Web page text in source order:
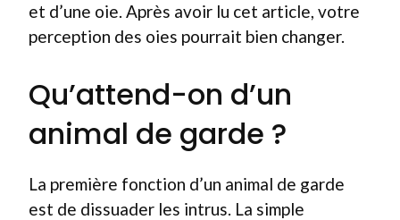
et d’une oie. Après avoir lu cet article, votre
perception des oies pourrait bien changer.
Qu’attend-on d’un
animal de garde ?
La première fonction d’un animal de garde
est de dissuader les intrus. La simple